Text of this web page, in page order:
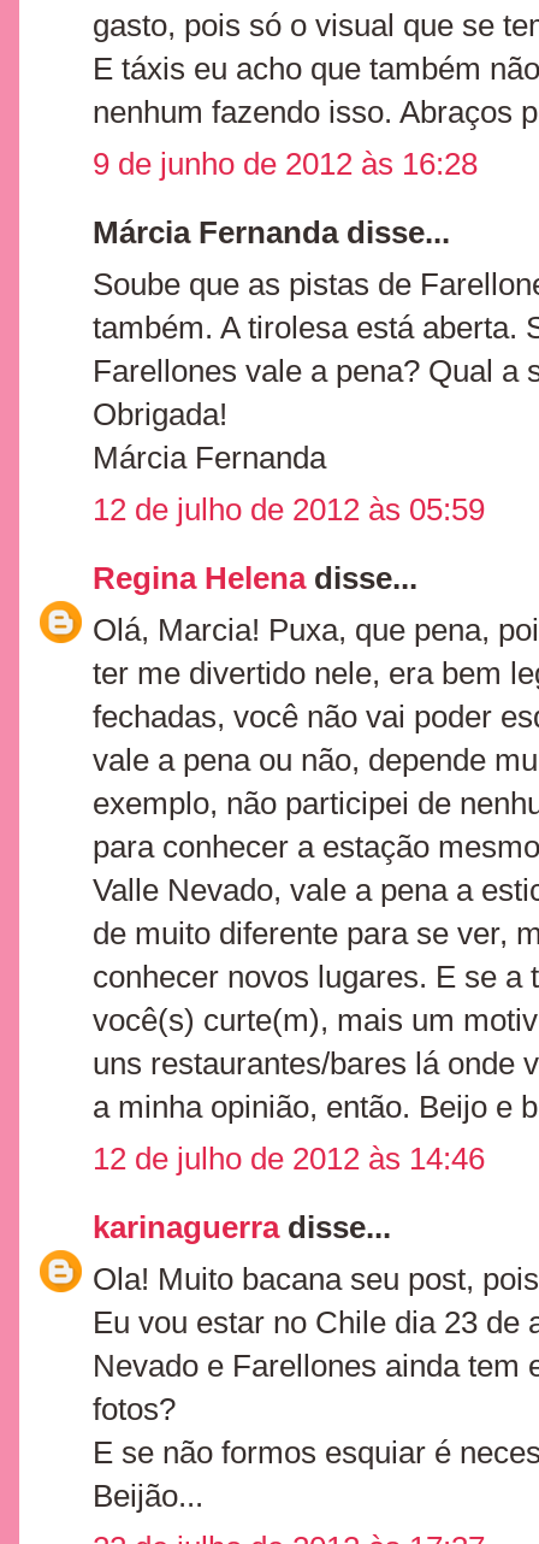
gasto, pois só o visual que se
E táxis eu acho que também
nenhum fazendo isso. Abraços
9 de junho de 2012 às 16:28
Márcia Fernanda disse...
Soube que as pistas de
também. A tirolesa está aberta.
Farellones vale a pena? Qual a
Obrigada!
Márcia Fernanda
12 de julho de 2012 às 05:59
Regina Helenadisse...
Olá, Marcia! Puxa, que pena,
ter me divertido nele, era bem
fechadas, você não vai poder
vale a pena ou não, depende
exemplo, não participei de
para conhecer a estação
Valle Nevado, vale a pena a
de muito diferente para se ver,
conhecer novos lugares. E se a
você(s) curte(m), mais um
uns restaurantes/bares lá onde
a minha opinião, então. Beijo e
12 de julho de 2012 às 14:46
karinaguerradisse...
Ola! Muito bacana seu post,
Eu vou estar no Chile dia 23 de
Nevado e Farellones ainda tem
fotos?
E se não formos esquiar é
Beijão...